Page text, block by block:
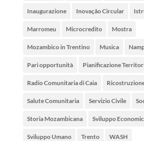
Inaugurazione Inovação Circular
Marromeu Microcredito Mostra
Mozambico in Trentino Musica
Pari opportunità Pianificazione
Radio Comunitaria di Caia
Salute Comunitaria Servizio Civile
Storia Mozambicana Sviluppo
Sviluppo Umano Trento WASH